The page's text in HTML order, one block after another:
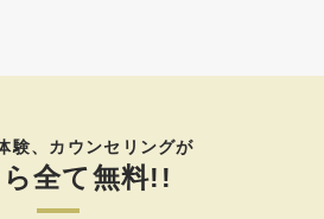
験、カウンセリングが
全て無料!!